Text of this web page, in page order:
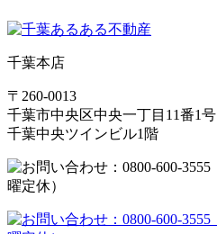
千葉本店
〒260-0013
千葉市中央区中央一丁目11番1号
千葉中央ツインビル1階